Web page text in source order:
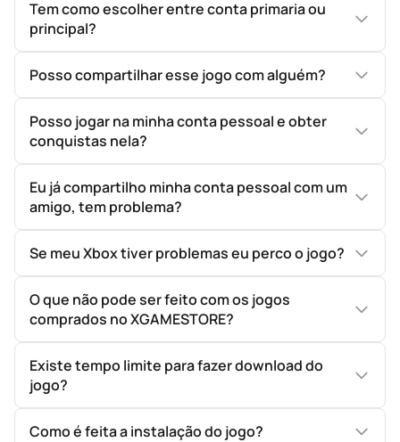
Tem como escolher entre conta primaria ou
principal?
Posso compartilhar esse jogo com alguém?
Posso jogar na minha conta pessoal e obter
conquistas nela?
Eu já compartilho minha conta pessoal com um
amigo, tem problema?
Se meu Xbox tiver problemas eu perco o jogo?
O que não pode ser feito com os jogos
comprados no XGAMESTORE?
Existe tempo limite para fazer download do
jogo?
Como é feita a instalação do jogo?